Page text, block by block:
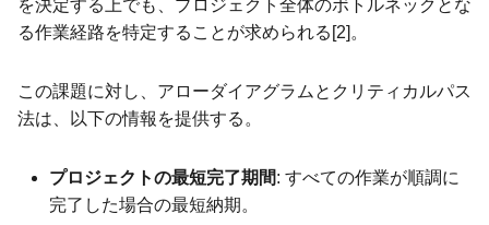
を決定する上でも、プロジェクト全体のボトルネックとな
る作業経路を特定することが求められる[2]。
この課題に対し、アローダイアグラムとクリティカルパス
法は、以下の情報を提供する。
プロジェクトの最短完了期間: すべての作業が順調に
完了した場合の最短納期。